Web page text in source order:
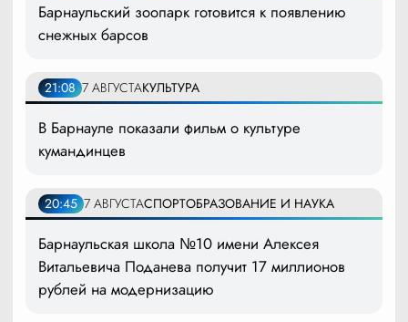
Барнаульский зоопарк готовится к появлению
снежных барсов
21:08 7 АВГУСТАКУЛЬТУРА
В Барнауле показали фильм о культуре
кумандинцев
20:45 7 АВГУСТАСПОРТОБРАЗОВАНИЕ И НАУКА
Барнаульская школа №10 имени Алексея
Витальевича Поданева получит 17 миллионов
рублей на модернизацию